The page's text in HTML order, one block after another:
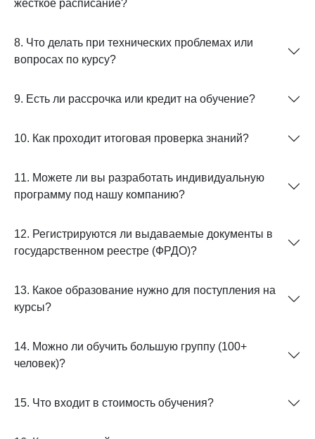
жёсткое расписание?
8. Что делать при технических проблемах или
вопросах по курсу?
9. Есть ли рассрочка или кредит на обучение?
10. Как проходит итоговая проверка знаний?
11. Можете ли вы разработать индивидуальную
программу под нашу компанию?
12. Регистрируются ли выдаваемые документы в
государственном реестре (ФРДО)?
13. Какое образование нужно для поступления на
курсы?
14. Можно ли обучить большую группу (100+
человек)?
15. Что входит в стоимость обучения?